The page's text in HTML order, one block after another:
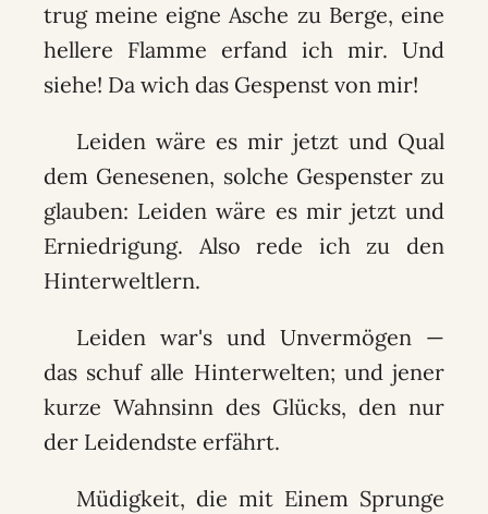
trug meine eigne Asche zu Berge, eine
hellere Flamme erfand ich mir. Und
siehe! Da wich das Gespenst von mir!
Leiden wäre es mir jetzt und Qual
dem Genesenen, solche Gespenster zu
glauben: Leiden wäre es mir jetzt und
Erniedrigung. Also rede ich zu den
Hinterweltlern.
Leiden war's und Unvermögen —
das schuf alle Hinterwelten; und jener
kurze Wahnsinn des Glücks, den nur
der Leidendste erfährt.
Müdigkeit, die mit Einem Sprunge